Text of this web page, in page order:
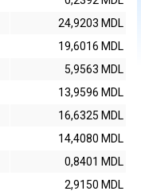
24,9203 MDL
19,6016 MDL
5,9563 MDL
13,9596 MDL
16,6325 MDL
14,4080 MDL
0,8401 MDL
2,9150 MDL